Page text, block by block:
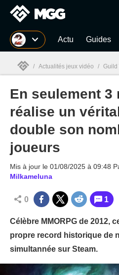
MGG Actu Guides
MGG
/ Actualités jeux vidéo / Guild
En seulement 3
réalise un
double son
joueurs
Mis à jour le 01/08/2025 à 09:48
Milkameluna
0 1
Célèbre MMORPG de 2012,
propre record historique de
simultannée sur Steam.